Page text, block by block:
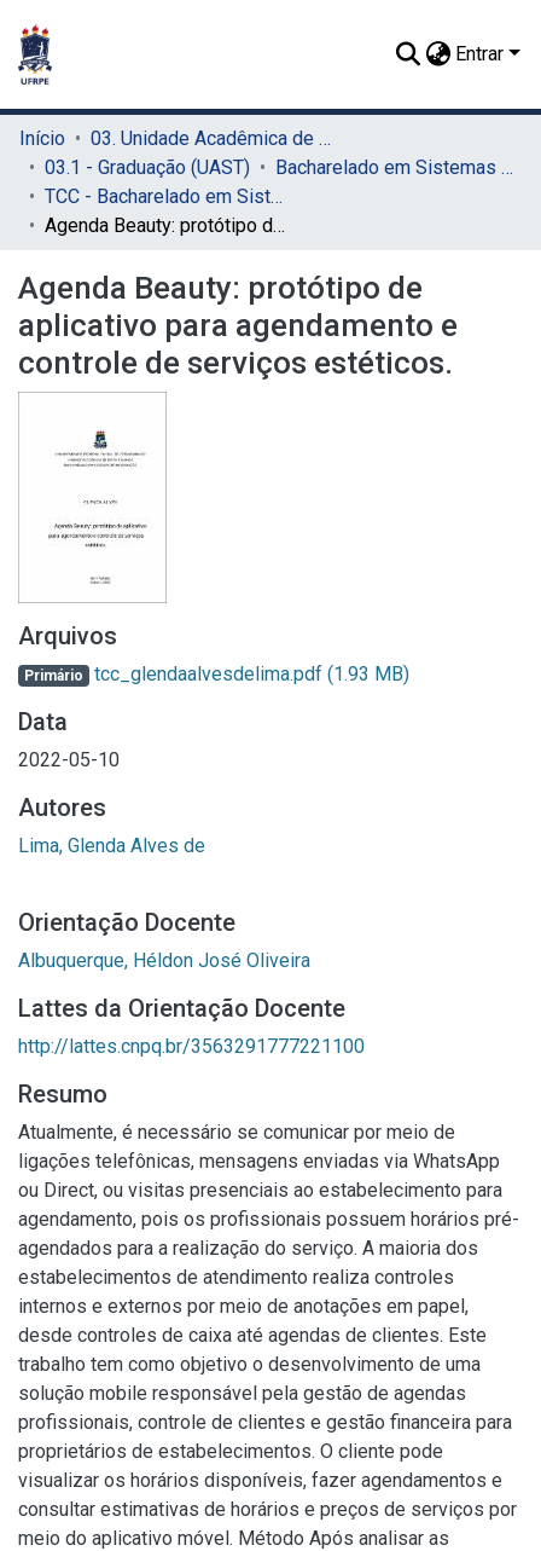
Entrar
Início
03. Unidade Acadêmica de Serra Talhada (UAST)
03.1 - Graduação (UAST)
Bacharelado em Sistemas de Informação (UAST)
TCC - Bacharelado em Sistemas de Informação (UAST)
Agenda Beauty: protótipo de aplicativo para agendamento e controle de serviços estéticos.
Agenda Beauty: protótipo de
aplicativo para agendamento e
controle de serviços estéticos.
Arquivos
Primário tcc_glendaalvesdelima.pdf (1.93 MB)
Data
2022-05-10
Autores
Lima, Glenda Alves de
Orientação Docente
Albuquerque, Héldon José Oliveira
Lattes da Orientação Docente
http://lattes.cnpq.br/3563291777221100
Resumo
Atualmente, é necessário se comunicar por meio de
ligações telefônicas, mensagens enviadas via WhatsApp
ou Direct, ou visitas presenciais ao estabelecimento para
agendamento, pois os profissionais possuem horários pré-
agendados para a realização do serviço. A maioria dos
estabelecimentos de atendimento realiza controles
internos e externos por meio de anotações em papel,
desde controles de caixa até agendas de clientes. Este
trabalho tem como objetivo o desenvolvimento de uma
solução mobile responsável pela gestão de agendas
profissionais, controle de clientes e gestão financeira para
proprietários de estabelecimentos. O cliente pode
visualizar os horários disponíveis, fazer agendamentos e
consultar estimativas de horários e preços de serviços por
meio do aplicativo móvel. Método Após analisar as